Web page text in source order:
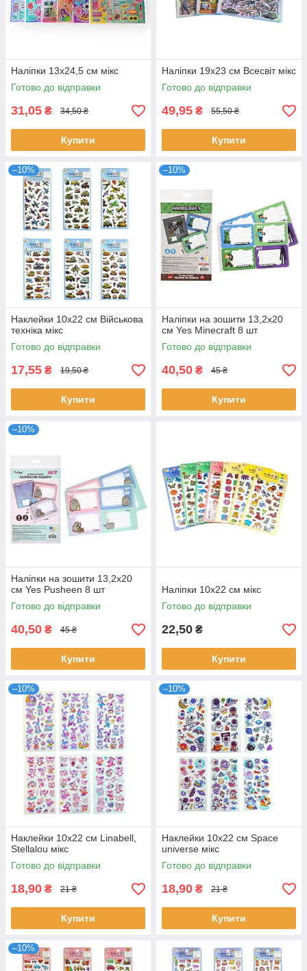
Наліпки 13х24,5 см мікс
Готово до відправки
31,05 ₴ 34,50 ₴
Купити
Наліпки 19х23 см Всесвіт мікс
Готово до відправки
49,95 ₴ 55,50 ₴
Купити
–10%
Наклейки 10х22 см Військова
техніка мікс
Готово до відправки
17,55 ₴ 19,50 ₴
Купити
–10%
Наліпки на зошити 13,2х20
см Yes Minecraft 8 шт
Готово до відправки
40,50 ₴ 45 ₴
Купити
–10%
Наліпки на зошити 13,2х20
см Yes Pusheen 8 шт
Готово до відправки
40,50 ₴ 45 ₴
Купити
Наліпки 10х22 см мікс
Готово до відправки
22,50 ₴
Купити
–10%
Наклейки 10х22 см Linabell,
Stellalou мікс
Готово до відправки
18,90 ₴ 21 ₴
Купити
–10%
Наклейки 10х22 см Space
universe мікс
Готово до відправки
18,90 ₴ 21 ₴
Купити
–10%